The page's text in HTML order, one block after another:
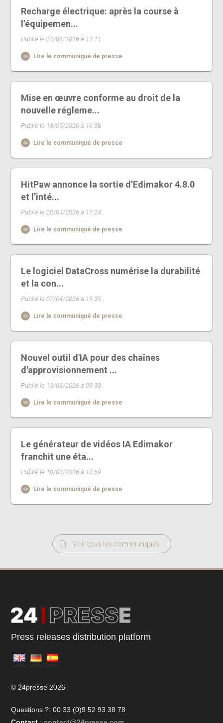
Recharge électrique: après la course à
l’équipemen...
Publié le 02/06/2026 à 12:11
Lire le communiqué de presse
Mise en œuvre conforme au droit de la
nouvelle régleme...
Publié le 18/05/2026 à 16:38
Lire le communiqué de presse
HitPaw annonce la sortie d’Edimakor 4.8.0
et l’inté...
Publié le 20/04/2026 à 11:24
Lire le communiqué de presse
Le logiciel DataCross numérise la durabilité
et la con...
Publié le 07/04/2026 à 15:35
Lire le communiqué de presse
Nouvel outil d'IA pour des chaînes
d'approvisionnement ...
Publié le 13/03/2026 à 09:33
Lire le communiqué de presse
Le générateur de vidéos IA Edimakor
franchit une éta...
Publié le 10/03/2026 à 10:59
Lire le communiqué de presse
Voir tous les communiqués
Press releases distribution platform
© 24presse 2026
Questions ?: 00 33 (0)9 52 93 38 78